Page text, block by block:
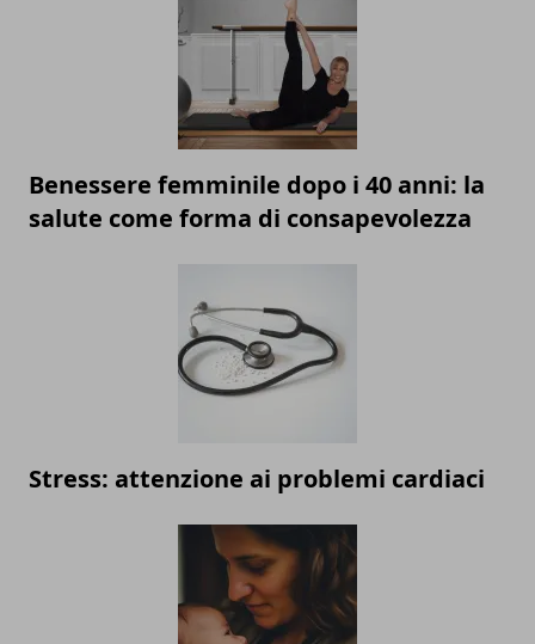
Benessere femminile dopo i 40 anni: la
salute come forma di consapevolezza
Stress: attenzione ai problemi cardiaci